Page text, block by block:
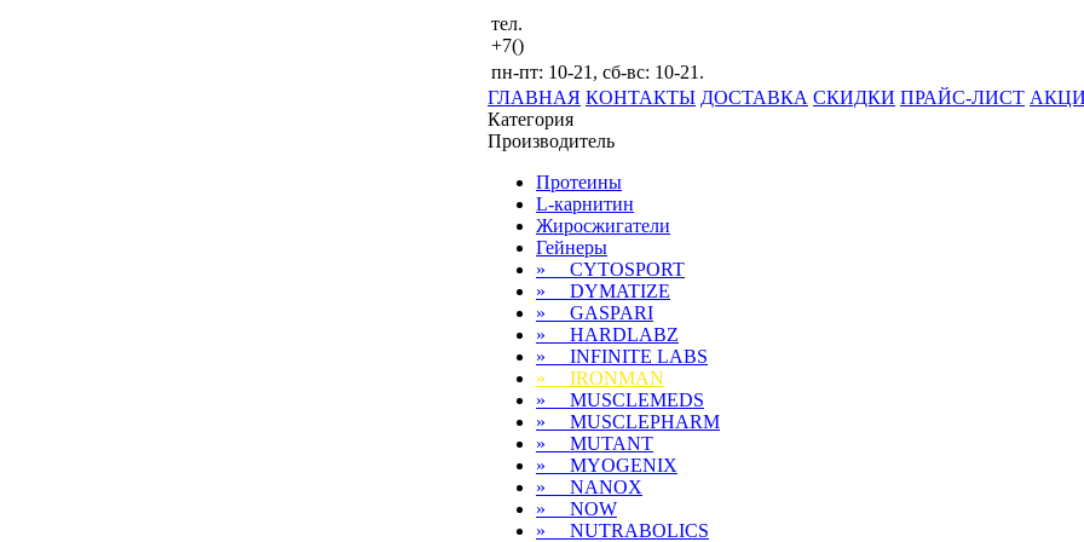
тел.
+7()
пн-пт: 10-21, сб-вс: 10-21.
ГЛАВНАЯ КОНТАКТЫ ДОСТАВКА СКИДКИ ПРАЙС-ЛИСТ
Категория
Производитель
Протеины
L-карнитин
Жиросжигатели
Гейнеры
» CYTOSPORT
» DYMATIZE
» GASPARI
» HARDLABZ
» INFINITE LABS
» IRONMAN
» MUSCLEMEDS
» MUSCLEPHARM
» MUTANT
» MYOGENIX
» NANOX
» NOW
» NUTRABOLICS